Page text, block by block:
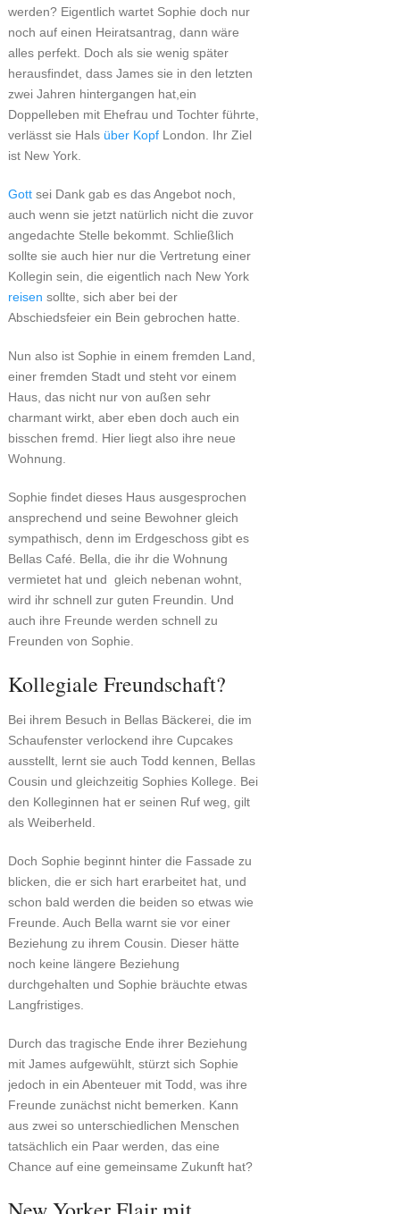
werden? Eigentlich wartet Sophie doch nur
noch auf einen Heiratsantrag, dann wäre
alles perfekt. Doch als sie wenig später
herausfindet, dass James sie in den letzten
zwei Jahren hintergangen hat,ein
Doppelleben mit Ehefrau und Tochter führte,
verlässt sie Hals über KopfLondon. Ihr Ziel
ist New York.
Gottsei Dank gab es das Angebot noch,
auch wenn sie jetzt natürlich nicht die zuvor
angedachte Stelle bekommt. Schließlich
sollte sie auch hier nur die Vertretung einer
Kollegin sein, die eigentlich nach New York
reisen sollte, sich aber bei der
Abschiedsfeier ein Bein gebrochen hatte.
Nun also ist Sophie in einem fremden Land,
einer fremden Stadt und steht vor einem
Haus, das nicht nur von außen sehr
charmant wirkt, aber eben doch auch ein
bisschen fremd. Hier liegt also ihre neue
Wohnung.
Sophie findet dieses Haus ausgesprochen
ansprechend und seine Bewohner gleich
sympathisch, denn im Erdgeschoss gibt es
Bellas Café. Bella, die ihr die Wohnung
vermietet hat und gleich nebenan wohnt,
wird ihr schnell zur guten Freundin. Und
auch ihre Freunde werden schnell zu
Freunden von Sophie.
Kollegiale Freundschaft?
Bei ihrem Besuch in Bellas Bäckerei, die im
Schaufenster verlockend ihre Cupcakes
ausstellt, lernt sie auch Todd kennen, Bellas
Cousin und gleichzeitig Sophies Kollege. Bei
den Kolleginnen hat er seinen Ruf weg, gilt
als Weiberheld.
Doch Sophie beginnt hinter die Fassade zu
blicken, die er sich hart erarbeitet hat, und
schon bald werden die beiden so etwas wie
Freunde. Auch Bella warnt sie vor einer
Beziehung zu ihrem Cousin. Dieser hätte
noch keine längere Beziehung
durchgehalten und Sophie bräuchte etwas
Langfristiges.
Durch das tragische Ende ihrer Beziehung
mit James aufgewühlt, stürzt sich Sophie
jedoch in ein Abenteuer mit Todd, was ihre
Freunde zunächst nicht bemerken. Kann
aus zwei so unterschiedlichen Menschen
tatsächlich ein Paar werden, das eine
Chance auf eine gemeinsame Zukunft hat?